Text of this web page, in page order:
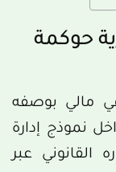
حوكمة
مالي بوصفه
نموذج إدارة
القانوني عبر